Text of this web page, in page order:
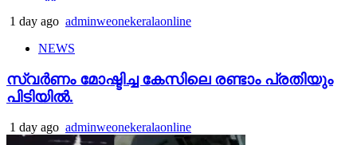
1 day ago adminweonekeralaonline
NEWS
സ്വർണം മോഷ്ടിച്ച കേസിലെ രണ്ടാം പ്രതിയും
പിടിയിൽ.
1 day ago adminweonekeralaonline